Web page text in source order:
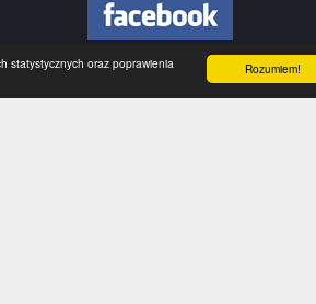
Rozumiem!
statystycznych oraz poprawienia